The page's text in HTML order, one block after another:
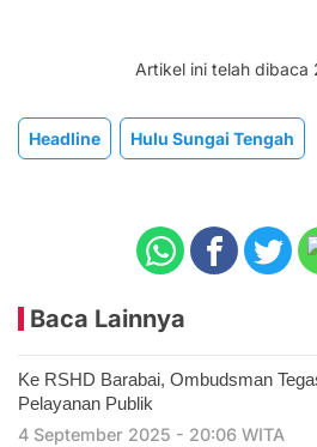
Artikel ini telah dibaca
Headline Hulu Sungai Tengah
Baca Lainnya
Ke RSHD Barabai, Ombudsman
Pelayanan Publik
4 September 2025 - 20:06 WITA